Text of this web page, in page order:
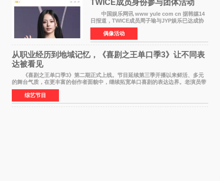
TWICE成员身份参与团体活动
中国娱乐网讯 www yule com cn 据韩媒14
日报道，TWICE成员周子瑜与JYP娱乐已达成协
议，不再续签个人专属合约，但她将继续参与
TWICE的完整团体活动。 周子瑜于2015年通
过生存节目《SIXTE
偶像活动
从职业经历到地域记忆，《喜剧之王单口季3》让不同表
达被看见
《喜剧之王单口季3》第二期正式上线。节目延续第三季开播以来鲜活、多元
的舞台气质，在更丰富的创作者面貌中，继续拓宽单口喜剧的表达边界。老演员带
着更加成熟的文本与舞台掌控回归，新面孔则
综艺节目